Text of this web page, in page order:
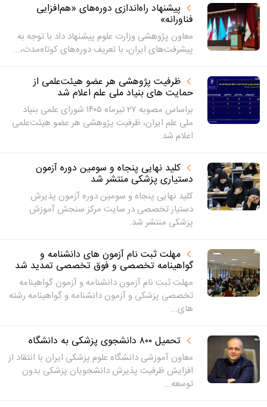
پیشنهاد راه‌اندازی دوره‌های «هم‌افزایی
فناورانه»
معاون پژوهشی وزارت علوم پیشنهاد داد با توجه به
پیشرفت‌های ایران، با تعریف دوره‌های کوتاه‌مدت،...
ظرفیت پژوهشی هر عضو هیئت‌علمی از
حمایت های بنیاد ملی علم اعلام شد
براساس مصوبه ۲۷ تیرماه ۱۴۰۵ شورای علمی بنیاد
ملی علم ایران، ظرفیت پژوهشی هر عضو هیئت‌علمی
اعلام شد.
کلید نهایی پنجاه و سومین دوره آزمون
دستیاری پزشکی منتشر شد
کلید نهایی پنجاه و سومین دوره آزمون پذیرش
دستیار تخصصی در سایت مرکز سنجش آموزش
پزشکی منتشر شد.
مهلت ثبت نام آزمون های دانشنامه و
گواهینامه تخصصی و فوق تخصصی تمدید شد
مهلت ثبت نام آزمون دانشنامه و آزمون گواهینامه
تخصصی پزشکی و آزمون دانشنامه و گواهینامه رشته
های...
تحمیل ۸۰۰ دانشجوی پزشکی به دانشگاه
معاون آموزشی دانشگاه علوم پزشکی ایران با انتقاد از
افزایش ظرفیت پذیرش دانشجویان پزشکی بدون
توسعه...